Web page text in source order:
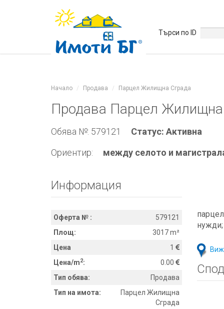
Търси по ID
Начало Продава Парцел Жилищна Сграда
Продава Парцел Жилищна
Обява №: 579121
Статус: Активна
Ориентир:
между селото и
Информация
Оферта № :
579121
Площ:
3017 m²
Цена
1
Цена/m2:
0.00
Тип обява:
Продава
Тип на имота:
Парцел Жилищна
Сграда
Виж